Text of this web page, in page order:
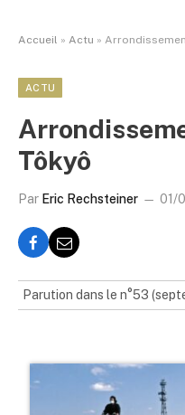
Accueil » Actu »
ACTU
Tôkyô
Par Eric Rechsteiner 01/
Parution dans le n°53